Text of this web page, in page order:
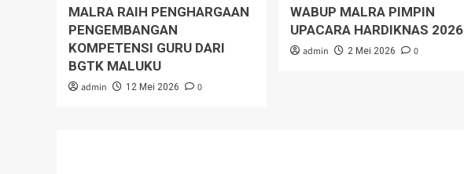
MALRA RAIH PENGHARGAAN
PENGEMBANGAN
KOMPETENSI GURU DARI
BGTK MALUKU
admin 12 Mei 2026 0
WABUP MALRA PIMPIN
UPACARA HARDIKNAS 2026
admin 2 Mei 2026 0